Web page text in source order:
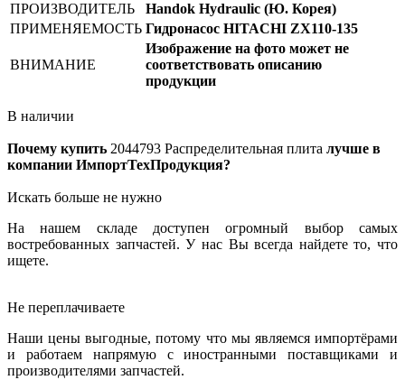
ПРОИЗВОДИТЕЛЬ
Handok Hydraulic (Ю. Корея)
ПРИМЕНЯЕМОСТЬ Гидронасос HITACHI ZX110-135
ВНИМАНИЕ
Изображение на фото может не
соответствовать описанию
продукции
В наличии
Почему купить 2044793 Распределительная плита лучше в
компании ИмпортТехПродукция?
Искать больше не нужно
На нашем складе доступен огромный выбор самых
востребованных запчастей. У нас Вы всегда найдете то, что
ищете.
Не переплачиваете
Наши цены выгодные, потому что мы являемся импортёрами
и работаем напрямую с иностранными поставщиками и
производителями запчастей.